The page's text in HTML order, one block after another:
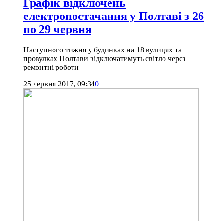
Графік відключень
електропостачання у Полтаві з 26
по 29 червня
Наступного тижня у будинках на 18 вулицях та
провулках Полтави відключатимуть світло через
ремонтні роботи
25 червня 2017, 09:340